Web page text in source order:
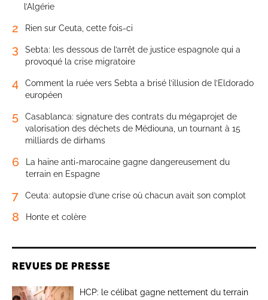
l’Algérie
2 Rien sur Ceuta, cette fois-ci
3
Sebta: les dessous de l’arrêt de justice espagnole qui a
provoqué la crise migratoire
4
Comment la ruée vers Sebta a brisé l’illusion de l’Eldorado
européen
5
Casablanca: signature des contrats du mégaprojet de
valorisation des déchets de Médiouna, un tournant à 15
milliards de dirhams
6
La haine anti-marocaine gagne dangereusement du
terrain en Espagne
7 Ceuta: autopsie d’une crise où chacun avait son complot
8 Honte et colère
REVUES DE PRESSE
HCP: le célibat gagne nettement du terrain